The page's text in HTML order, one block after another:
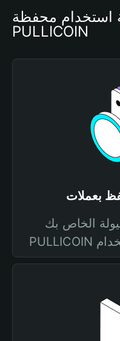
استخدام محفظة
PULLICOIN
الخاص بك